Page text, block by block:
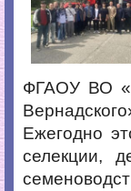
ФГАОУ ВО
Ежегодно
селекции,